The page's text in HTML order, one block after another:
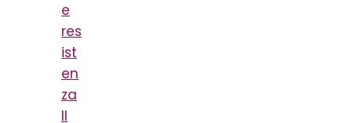
e
res
ist
en
za
Il